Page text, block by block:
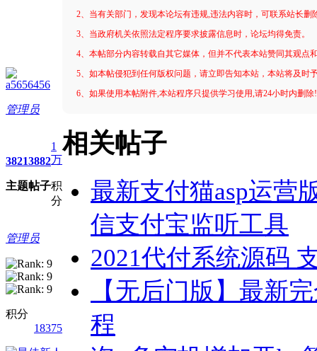
a5656456
管理员
3821
主题
3882
帖子
1
万
积
分
管理员
积分
18375
2、当有关部门，发现本论坛有违规,违法内容时，可联系站长删
3、当政府机关依照法定程序要求披露信息时，论坛均得免责。
4、本帖部分内容转载自其它媒体，但并不代表本站赞同其观点
5、如本帖侵犯到任何版权问题，请立即告知本站，本站将及时
6、如果使用本帖附件,本站程序只提供学习使用,请24小时内删
相关帖子
最新支付猫asp运营
信支付宝监听工具
2021代付系统源码
【无后门版】最新
程